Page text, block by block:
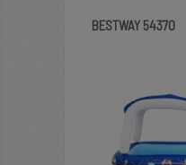
BESTWAY 54370